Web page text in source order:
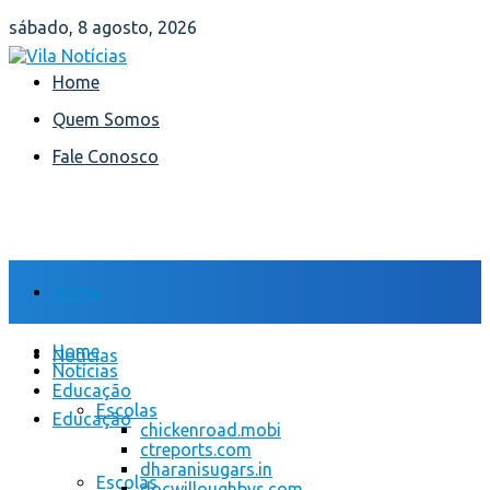
sábado, 8 agosto, 2026
Home
Quem Somos
Fale Conosco
Home
Notícias
Educação
Escolas
Home
Notícias
Educação
Escolas
chickenroad.mobi
ctreports.com
dharanisugars.in